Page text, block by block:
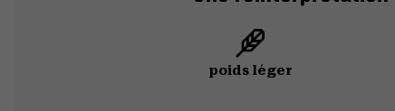
poids léger